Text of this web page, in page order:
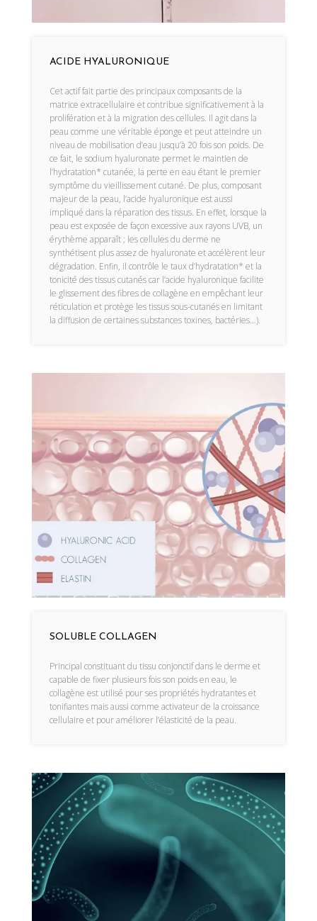
ACIDE HYALURONIQUE
Cet actif fait partie des principaux composants de la
matrice extracellulaire et contribue significativement à la
prolifération et à la migration des cellules. Il agit dans la
peau comme une véritable éponge et peut atteindre un
niveau de mobilisation d’eau jusqu’à 20 fois son poids. De
ce fait, le sodium hyaluronate permet le maintien de
l’hydratation* cutanée, la perte en eau étant le premier
symptôme du vieillissement cutané. De plus, composant
majeur de la peau, l’acide hyaluronique est aussi
impliqué dans la réparation des tissus. En effet, lorsque la
peau est exposée de façon excessive aux rayons UVB, un
érythème apparaît ; les cellules du derme ne
synthétisent plus assez de hyaluronate et accélèrent leur
dégradation. Enfin, il contrôle le taux d’hydratation* et la
tonicité des tissus cutanés car l’acide hyaluronique facilite
le glissement des fibres de collagène en empêchant leur
réticulation et protège les tissus sous-cutanés en limitant
la diffusion de certaines substances toxines, bactéries…).
SOLUBLE COLLAGEN
Principal constituant du tissu conjonctif dans le derme et
capable de fixer plusieurs fois son poids en eau, le
collagène est utilisé pour ses propriétés hydratantes et
tonifiantes mais aussi comme activateur de la croissance
cellulaire et pour améliorer l’élasticité de la peau.